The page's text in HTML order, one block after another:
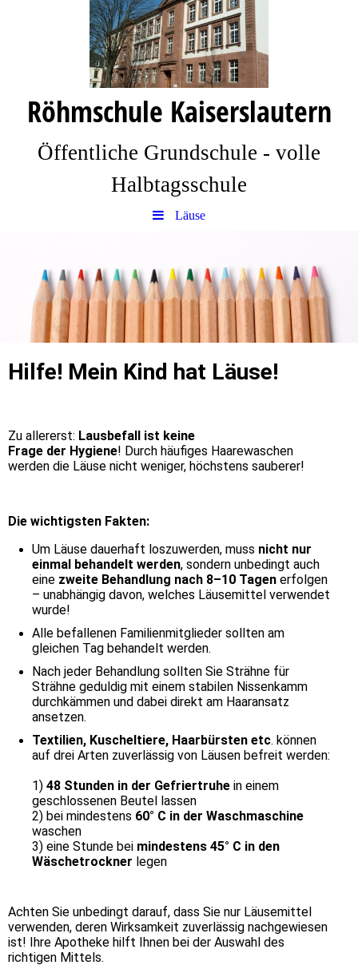
Röhmschule Kaiserslautern
Öffentliche Grundschule - volle
Halbtagsschule
Läuse
Hilfe! Mein Kind hat Läuse!
Zu allererst: Lausbefall ist keine
Frage der Hygiene! Durch häufiges Haarewaschen
werden die Läuse nicht weniger, höchstens sauberer!
Die wichtigsten Fakten:
Um Läuse dauerhaft loszuwerden, muss nicht nur
einmal behandelt werden, sondern unbedingt auch
eine zweite Behandlung nach 8–10 Tagen erfolgen
– unabhängig davon, welches Läusemittel verwendet
wurde!
Alle befallenen Familienmitglieder sollten am
gleichen Tag behandelt werden.
Nach jeder Behandlung sollten Sie Strähne für
Strähne geduldig mit einem stabilen Nissenkamm
durchkämmen und dabei direkt am Haaransatz
ansetzen.
Textilien, Kuscheltiere, Haarbürsten etc. können
auf drei Arten zuverlässig von Läusen befreit werden:
1) 48 Stunden in der Gefriertruhe in einem
geschlossenen Beutel lassen
2) bei mindestens 60° C in der Waschmaschine
waschen
3) eine Stunde bei mindestens 45° C in den
Wäschetrockner legen
Achten Sie unbedingt darauf, dass Sie nur Läusemittel
verwenden, deren Wirksamkeit zuverlässig nachgewiesen
ist! Ihre Apotheke hilft Ihnen bei der Auswahl des
richtigen Mittels.